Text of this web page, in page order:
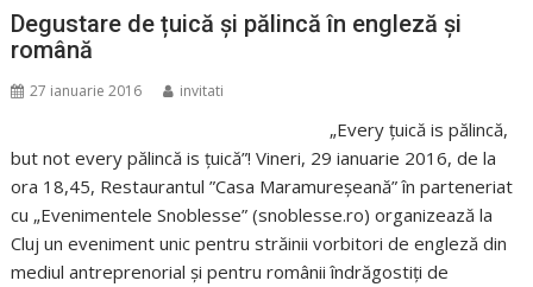
Degustare de țuică și pălincă în engleză și
română
27 ianuarie 2016 invitati
„Every țuică is pălincă,
but not every pălincă is țuică”! Vineri, 29 ianuarie 2016, de la
ora 18,45, Restaurantul ”Casa Maramureșeană” în parteneriat
cu „Evenimentele Snoblesse” (snoblesse.ro) organizează la
Cluj un eveniment unic pentru străinii vorbitori de engleză din
mediul antreprenorial și pentru românii îndrăgostiți de